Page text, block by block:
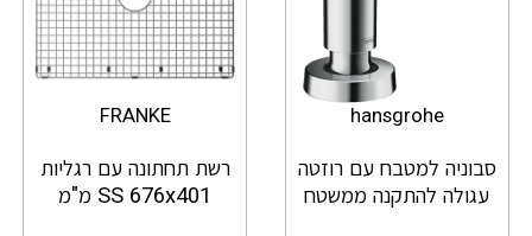
hansgrohe
סבוניה למטבח עם רוזטה
עגולה להתקנה ממשטח
FRANKE
רשת תחתונה עם רגליות
SS 676x401 מ"מ